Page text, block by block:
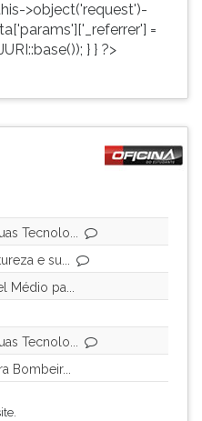
>object('request')-
=
} } ?>
Tecnolo...
e su...
Médio pa...
Tecnolo...
Bombeir...